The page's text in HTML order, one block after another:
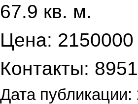
67.9 кв. м.
Цена: 2150000
Контакты:
Дата